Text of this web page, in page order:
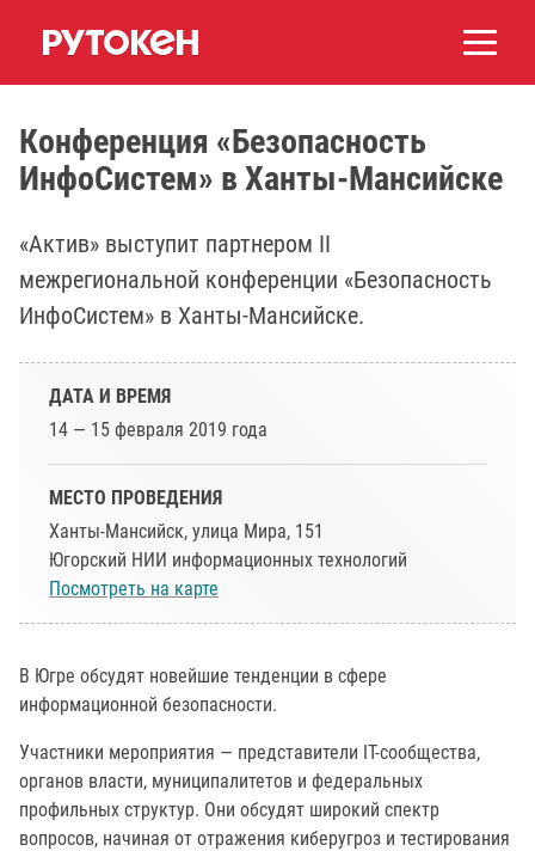
Конференция «Безопасность
ИнфоСистем» в Ханты-Мансийске
«Актив» выступит партнером II
межрегиональной конференции «Безопасность
ИнфоСистем» в Ханты-Мансийске.
ДАТА И ВРЕМЯ
14 — 15 февраля 2019 года
МЕСТО ПРОВЕДЕНИЯ
Ханты-Мансийск, улица Мира, 151
Югорский НИИ информационных технологий
Посмотреть на карте
В Югре обсудят новейшие тенденции в сфере
информационной безопасности.
Участники мероприятия — представители IT-сообщества,
органов власти, муниципалитетов и федеральных
профильных структур. Они обсудят широкий спектр
вопросов, начиная от отражения киберугроз и тестирования